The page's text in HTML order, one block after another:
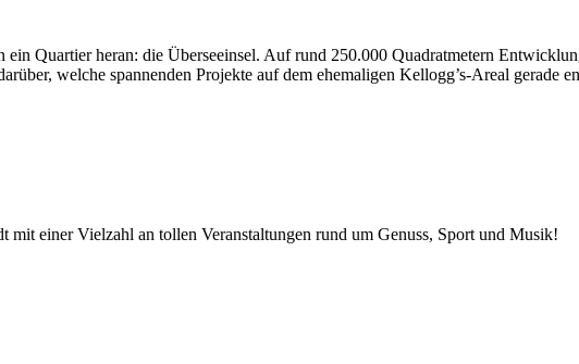
Quartier heran: die Überseeinsel. Auf rund 250.000 Quadratmetern
welche spannenden Projekte auf dem ehemaligen Kellogg’s-Areal gerade
mit einer Vielzahl an tollen Veranstaltungen rund um Genuss, Sport und Musik!